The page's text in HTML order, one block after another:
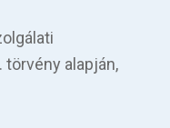
alapján,